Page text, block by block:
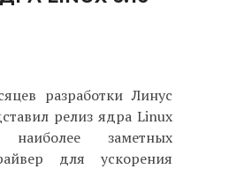
разработки Линус
релиз ядра Linux
заметных
для ускорения